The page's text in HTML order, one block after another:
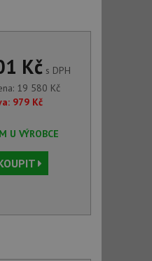
Kčs DPH
19 580 Kč
979 Kč
U VÝROBCE